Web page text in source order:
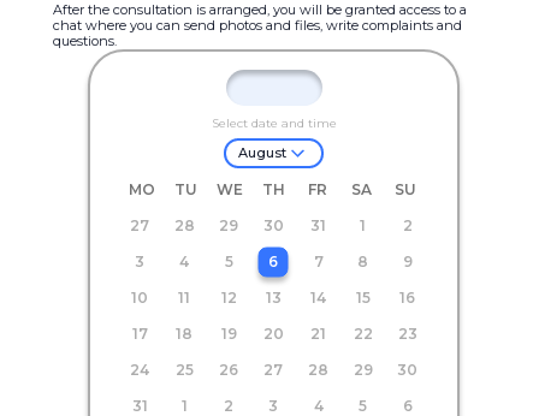
After the consultation is arranged, you will be granted access to a
chat where you can send photos and files, write complaints and
questions.
Select date and time
August
MO TU WE TH FR SA
SU
27
28 29 30 31 1
2
3
4 5 6 7 8
9
10
11 12 13 14 15
16
17
18 19 20 21 22
23
24
25 26 27 28 29
30
31
1 2 3 4 5 6